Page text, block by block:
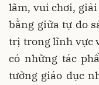
lãm, vui chơi,
bằng giữa tự do
trị trong lĩnh vực
có những tác
tưởng giáo dục